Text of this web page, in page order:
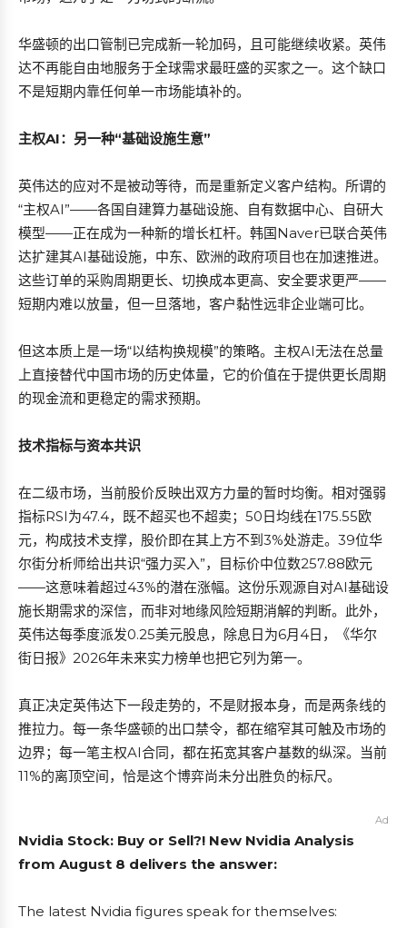
华盛顿的出口管制已完成新一轮加码，且可能继续收紧。英伟
达不再能自由地服务于全球需求最旺盛的买家之一。这个缺口
不是短期内靠任何单一市场能填补的。
主权AI：另一种“基础设施生意”
英伟达的应对不是被动等待，而是重新定义客户结构。所谓的
“主权AI”——各国自建算力基础设施、自有数据中心、自研大
模型——正在成为一种新的增长杠杆。韩国Naver已联合英伟
达扩建其AI基础设施，中东、欧洲的政府项目也在加速推进。
这些订单的采购周期更长、切换成本更高、安全要求更严——
短期内难以放量，但一旦落地，客户黏性远非企业端可比。
但这本质上是一场“以结构换规模”的策略。主权AI无法在总量
上直接替代中国市场的历史体量，它的价值在于提供更长周期
的现金流和更稳定的需求预期。
技术指标与资本共识
在二级市场，当前股价反映出双方力量的暂时均衡。相对强弱
指标RSI为47.4，既不超买也不超卖；50日均线在175.55欧
元，构成技术支撑，股价即在其上方不到3%处游走。39位华
尔街分析师给出共识“强力买入”，目标价中位数257.88欧元
——这意味着超过43%的潜在涨幅。这份乐观源自对AI基础设
施长期需求的深信，而非对地缘风险短期消解的判断。此外，
英伟达每季度派发0.25美元股息，除息日为6月4日，《华尔
街日报》2026年未来实力榜单也把它列为第一。
真正决定英伟达下一段走势的，不是财报本身，而是两条线的
推拉力。每一条华盛顿的出口禁令，都在缩窄其可触及市场的
边界；每一笔主权AI合同，都在拓宽其客户基数的纵深。当前
11%的离顶空间，恰是这个博弈尚未分出胜负的标尺。
Ad
Nvidia Stock: Buy or Sell?! New Nvidia Analysis
from August 8 delivers the answer:
The latest Nvidia figures speak for themselves: